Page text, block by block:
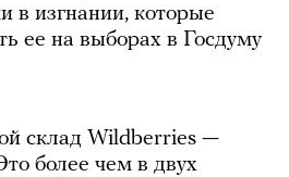
в изгнании, которые
ее на выборах в Госдуму
склад Wildberries —
более чем в двух